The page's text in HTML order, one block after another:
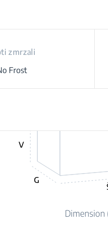
zmrzali
Frost
V
G
Dimension